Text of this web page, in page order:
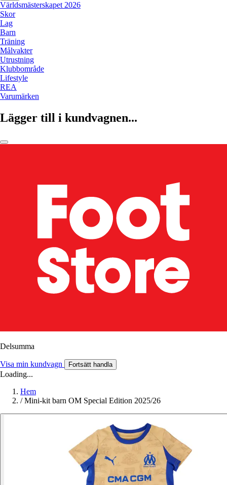
Världsmästerskapet 2026
Skor
Lag
Barn
Träning
Målvakter
Utrustning
Klubbområde
Lifestyle
REA
Varumärken
Lägger till i kundvagnen...
Delsumma
Visa min kundvagn Fortsätt handla
Loading...
Hem
/ Mini-kit barn OM Special Edition 2025/26